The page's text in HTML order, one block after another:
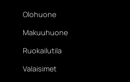
Olohuone
Makuuhuone
Ruokailutila
Valaisimet